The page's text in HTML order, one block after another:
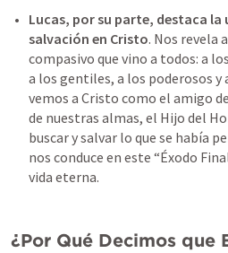
Lucas, por su parte, destaca la
salvación en Cristo. Nos revela
compasivo que vino a todos: a
a los gentiles, a los poderosos y
vemos a Cristo como el amigo
de nuestras almas, el Hijo del
buscar y salvar lo que se había
nos conduce en este “Éxodo
vida eterna.
¿Por Qué Decimos que